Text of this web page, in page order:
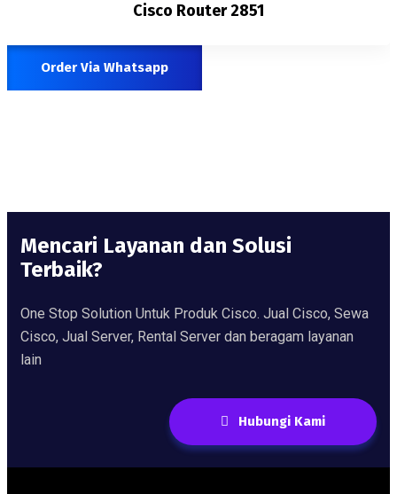
Cisco Router 2851
Order Via Whatsapp
Mencari Layanan dan Solusi
Terbaik?
One Stop Solution Untuk Produk Cisco. Jual Cisco, Sewa
Cisco, Jual Server, Rental Server dan beragam layanan
lain
Hubungi Kami